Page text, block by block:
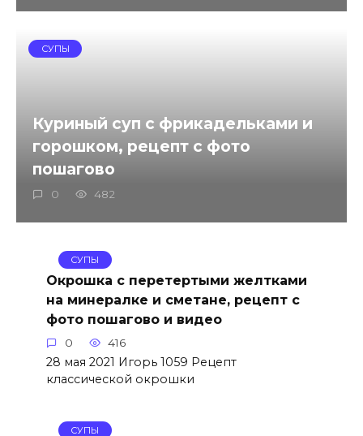
СУПЫ
Куриный суп с фрикадельками и
горошком, рецепт с фото
пошагово
0 482
СУПЫ
Окрошка с перетертыми желтками
на минералке и сметане, рецепт с
фото пошагово и видео
0 416
28 мая 2021 Игорь 1059 Рецепт
классической окрошки
СУПЫ